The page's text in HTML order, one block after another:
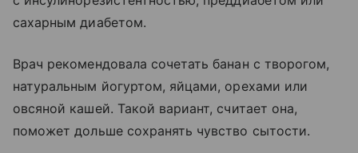
сахарным диабетом.
Врач рекомендовала сочетать банан с творогом,
натуральным йогуртом, яйцами, орехами или
овсяной кашей. Такой вариант, считает она,
поможет дольше сохранять чувство сытости.